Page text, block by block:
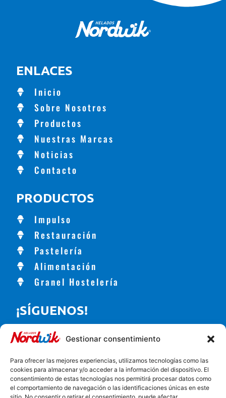
Gestionar consentimiento
Para ofrecer las mejores experiencias, utilizamos tecnologías como las
cookies para almacenar y/o acceder a la información del dispositivo. El
consentimiento de estas tecnologías nos permitirá procesar datos como
el comportamiento de navegación o las identificaciones únicas en este
ENLACES
Inicio
Sobre Nosotros
Productos
Nuestras Marcas
Noticias
Contacto
PRODUCTOS
Impulso
Restauración
Pastelería
Alimentación
Granel Hostelería
¡SÍGUENOS!
CONTACTO
Carretera de Alhama, 56, Churriana de la Vega, España
958 57 01 00